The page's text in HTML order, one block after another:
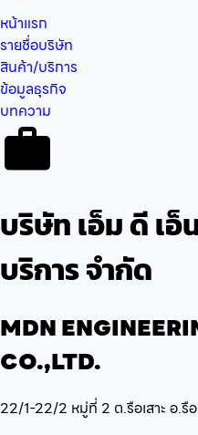
หน้าแรก
รายชื่อบริษัท
สินค้า/บริการ
ข้อมูลธุรกิจ
บทความ
บริษัท เอ็ม ดี เอ็
บริการ จำกัด
MDN
CO.,LTD.
22/1-22/2 หมู่ที่ 2 ต.รือเสาะ อ.รื